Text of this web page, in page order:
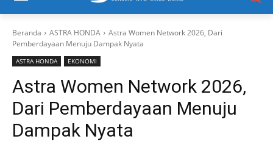
Beranda ASTRA HONDA
Astra Women Network 2026, Dari
Pemberdayaan Menuju Dampak Nyata
ASTRA HONDA EKONOMI
Astra Women Network 2026,
Dari Pemberdayaan Menuju
Dampak Nyata